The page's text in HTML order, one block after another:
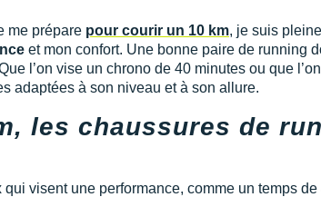
me prépare pour courir un 10 km, je suis
et mon confort. Une bonne paire de running
l’on vise un chrono de 40 minutes ou que
adaptées à son niveau et à son allure.
les chaussures de
qui visent une performance, comme un temps de